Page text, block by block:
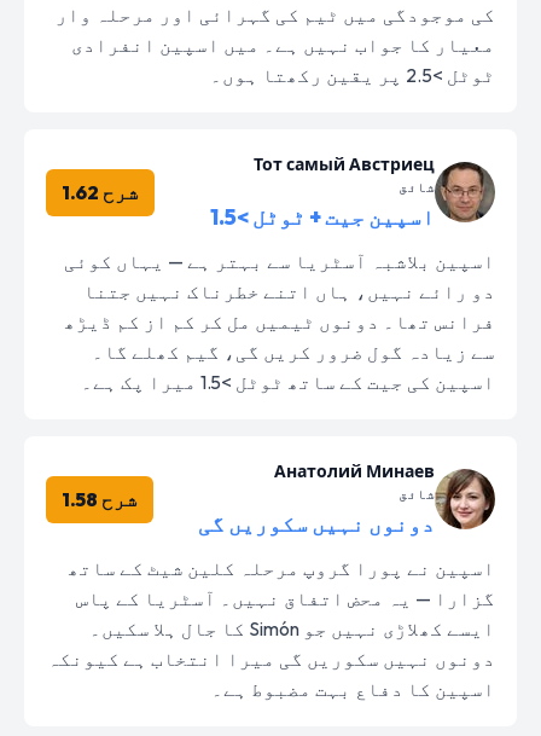
کی موجودگی میں ٹیم کی گہرائی اور مرحلہ وار
معیار کا جواب نہیں ہے۔ میں اسپین انفرادی
ٹوٹل >2.5 پر یقین رکھتا ہوں۔
Тот самый Австриец
شائق
اسپین جیت + ٹوٹل >1.5
شرح 1.62
اسپین بلاشبہ آسٹریا سے بہتر ہے — یہاں کوئی
دو رائے نہیں، ہاں اتنے خطرناک نہیں جتنا
فرانس تھا۔ دونوں ٹیمیں مل کر کم از کم ڈیڑھ
سے زیادہ گول ضرور کریں گی، گیم کھلے گا۔
اسپین کی جیت کے ساتھ ٹوٹل >1.5 میرا پک ہے۔
Анатолий Минаев
شائق
دونوں نہیں سکوریں گی
شرح 1.58
اسپین نے پورا گروپ مرحلہ کلین شیٹ کے ساتھ
گزارا — یہ محض اتفاق نہیں۔ آسٹریا کے پاس
ایسے کھلاڑی نہیں جو Simón کا جال ہلا سکیں۔
دونوں نہیں سکوریں گی میرا انتخاب ہے کیونکہ
اسپین کا دفاع بہت مضبوط ہے۔